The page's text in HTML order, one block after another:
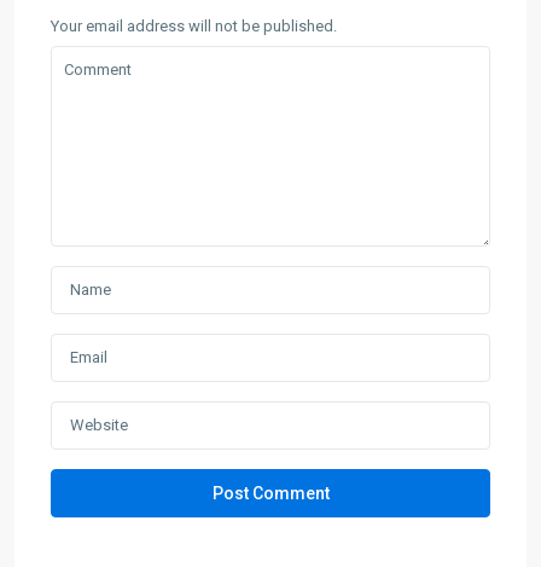
Your email address will not be published.